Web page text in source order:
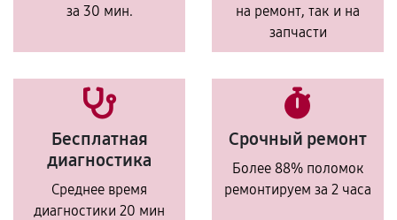
за 30 мин.
на ремонт, так и на
запчасти
Бесплатная
диагностика
Среднее время
диагностики 20 мин
Срочный ремонт
Более 88% поломок
ремонтируем за 2 часа